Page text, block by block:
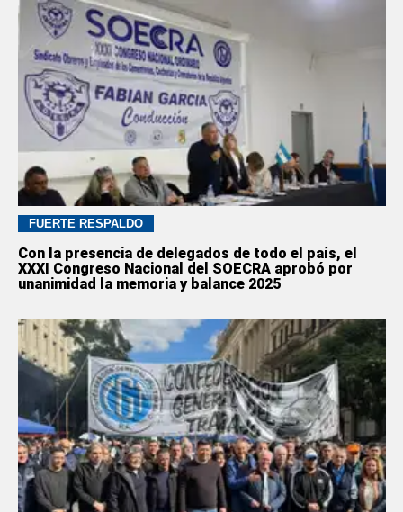
FUERTE RESPALDO
Con la presencia de delegados de todo el país, el
XXXI Congreso Nacional del SOECRA aprobó por
unanimidad la memoria y balance 2025